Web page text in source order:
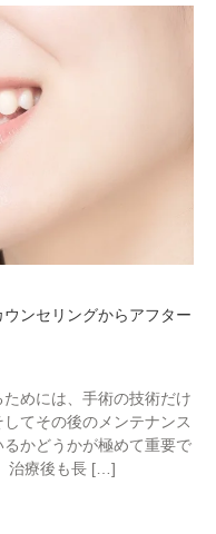
ンセリングからアフター
めには、手術の技術だけ
てその後のメンテナンス
かどうかが極めて重要で
治療後も長 […]